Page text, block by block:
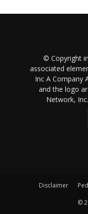
© Copyright
associated
Inc A Company
and the logo
Network,
Disclaimer
©